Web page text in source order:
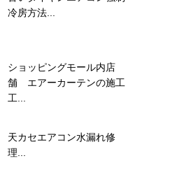
冷房方法...
ショッピングモール内店
舗 エアーカーテンの施工
工...
天カセエアコン水漏れ修
理...